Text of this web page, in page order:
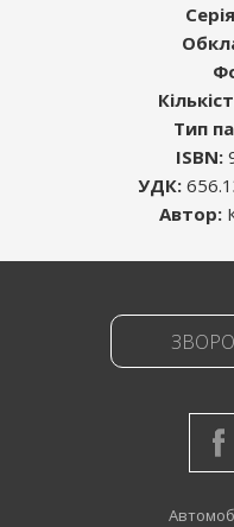
Розміщуючи
саме ту
Середній термін
5 років. Цього
Тип
ISBN:
УДК:
Автор: